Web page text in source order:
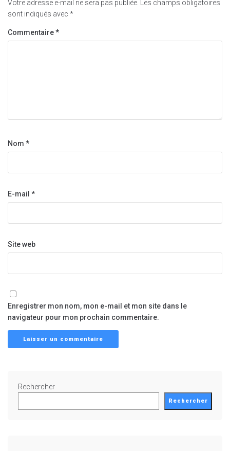
Votre adresse e-mail ne sera pas publiée.
Les champs obligatoires
sont indiqués avec *
Commentaire*
Nom *
E-mail *
Site web
Enregistrer mon nom, mon e-mail et mon site dans le
navigateur pour mon prochain commentaire.
Rechercher
Rechercher